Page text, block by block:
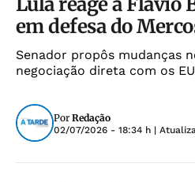
em defesa do
Senador propôs mudanças
negociação direta com os
Por Redação
02/07/2026 - 18:34 h |